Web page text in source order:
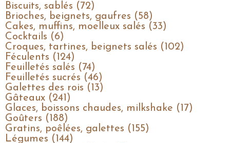
Biscuits, sablés (72)
Brioches, beignets, gaufres (58)
Cakes, muffins, moelleux salés (33)
Cocktails (6)
Croques, tartines, beignets salés (102)
Féculents (124)
Feuilletés salés (74)
Feuilletés sucrés (46)
Galettes des rois (13)
Gâteaux (241)
Glaces, boissons chaudes, milkshake (17)
Goûters (188)
Gratins, poêlées, galettes (155)
Légumes (144)